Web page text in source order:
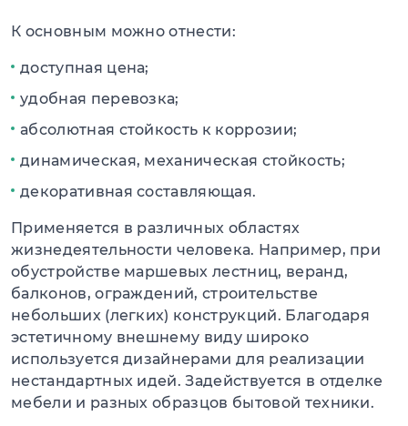
К основным можно отнести:
доступная цена;
удобная перевозка;
абсолютная стойкость к коррозии;
динамическая, механическая стойкость;
декоративная составляющая.
Применяется в различных областях
жизнедеятельности человека. Например, при
обустройстве маршевых лестниц, веранд,
балконов, ограждений, строительстве
небольших (легких) конструкций. Благодаря
эстетичному внешнему виду широко
используется дизайнерами для реализации
нестандартных идей. Задействуется в отделке
мебели и разных образцов бытовой техники.